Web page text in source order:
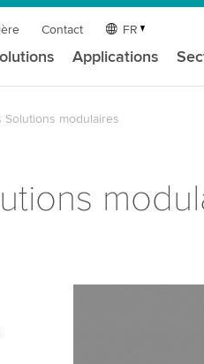
Contact FR
Applications
modulaires